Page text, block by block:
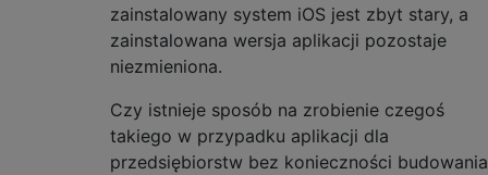
zainstalowany system iOS jest zbyt stary, a
zainstalowana wersja aplikacji pozostaje
niezmieniona.
Czy istnieje sposób na zrobienie czegoś
takiego w przypadku aplikacji dla
przedsiębiorstw bez konieczności budowania